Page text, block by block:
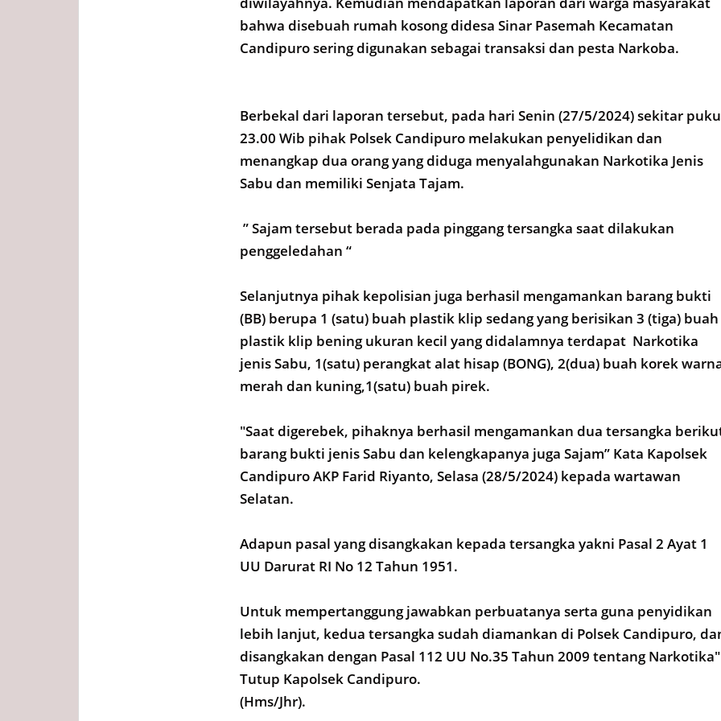
bahwa disebuah rumah kosong didesa Sinar Pasemah Kecamatan
Candipuro sering digunakan sebagai transaksi dan pesta Narkoba.
Berbekal dari laporan tersebut, pada hari Senin (27/5/2024) sekitar
23.00 Wib pihak Polsek Candipuro melakukan penyelidikan dan
menangkap dua orang yang diduga menyalahgunakan Narkotika Jenis
Sabu dan memiliki Senjata Tajam.
” Sajam tersebut berada pada pinggang tersangka saat dilakukan
penggeledahan “
Selanjutnya pihak kepolisian juga berhasil mengamankan barang bukti
(BB) berupa 1 (satu) buah plastik klip sedang yang berisikan 3 (tiga) buah
plastik klip bening ukuran kecil yang didalamnya terdapat Narkotika
jenis Sabu, 1(satu) perangkat alat hisap (BONG), 2(dua) buah korek
merah dan kuning,1(satu) buah pirek.
"Saat digerebek, pihaknya berhasil mengamankan dua tersangka
barang bukti jenis Sabu dan kelengkapanya juga Sajam” Kata Kapolsek
Candipuro AKP Farid Riyanto, Selasa (28/5/2024) kepada wartawan
Selatan.
Adapun pasal yang disangkakan kepada tersangka yakni Pasal 2 Ayat 1
UU Darurat RI No 12 Tahun 1951.
Untuk mempertanggung jawabkan perbuatanya serta guna penyidikan
lebih lanjut, kedua tersangka sudah diamankan di Polsek Candipuro,
disangkakan dengan Pasal 112 UU No.35 Tahun 2009 tentang Narkotika"
Tutup Kapolsek Candipuro.
(Hms/Jhr).